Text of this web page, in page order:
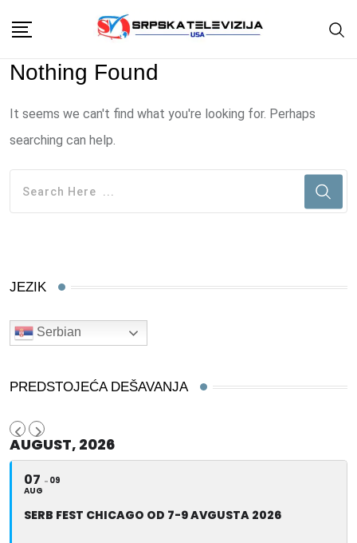
content
Nothing Found
It seems we can't find what you're looking for. Perhaps
searching can help.
JEZIK
Serbian
PREDSTOJEĆA DEŠAVANJA
AUGUST, 2026
07
AUG
09
SERB FEST CHICAGO OD 7-9 AVGUSTA 2026